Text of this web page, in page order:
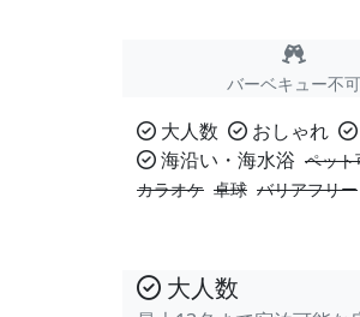
バーベキュー不可
大人数 おしゃれ
海沿い・海水浴 ペット
カラオケ 卓球 バリアフリー
大人数